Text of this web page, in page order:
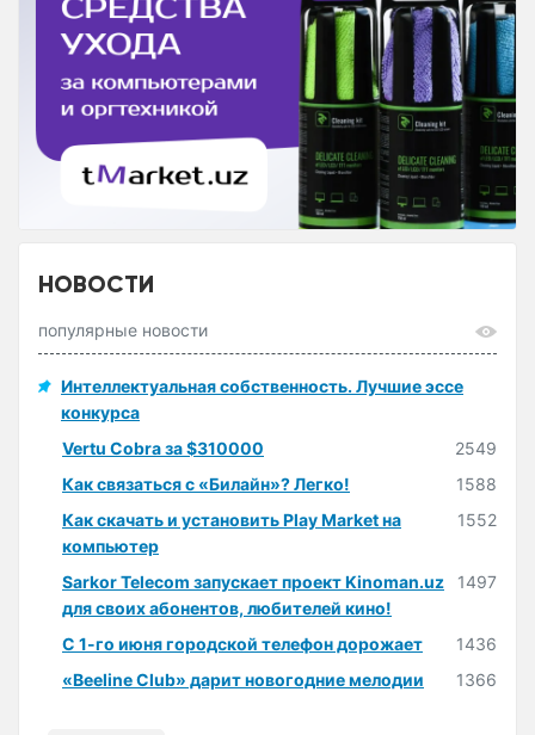
НОВОСТИ
популярные новости
Интеллектуальная собственность. Лучшие эссе
конкурса
Vertu Cobra за $310000
2549
Как связаться с «Билайн»? Легко!
1588
Как скачать и установить Play Market на
компьютер
1552
Sarkor Telecom запускает проект Kinoman.uz
для своих абонентов, любителей кино!
1497
С 1-го июня городской телефон дорожает
1436
«Beeline Club» дарит новогодние мелодии
1366